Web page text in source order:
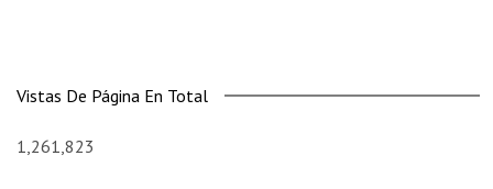
Vistas De Página En Total
1,261,823